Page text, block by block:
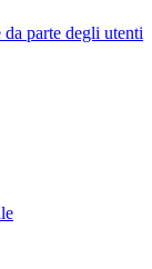
parte degli utenti